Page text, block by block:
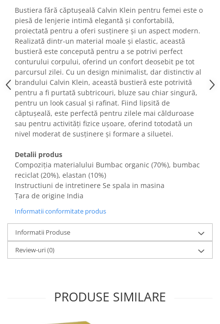
Aparate Racire Aer
Aragaze si cuptoare cu microunde
Climatizare & sisteme de incalzire
Electrocasnice pentru Bucatarie
Fiare de calcat si masini de cusut
Ingrijire Locuinta
Purificatoare de aer
Fashion
Bijuterii
Ceasuri barbatesti
Ceasuri dama
Cutii, curele si accesorii ceasuri
Genti si accesorii barbati
Genti si accesorii femei
Imbracaminte barbati
Imbracaminte femei
Imbracaminte si Incaltaminte copii
Incaltaminte barbati
Incaltaminte femei
Ochelari de soare
Birotica & Papetarie
Ingrijire personala & Cosmetice
Bustiera fără căptușeală Calvin Klein pentru femei este o
piesă de lenjerie intimă elegantă și confortabilă,
proiectată pentru a oferi susținere și un aspect modern.
Realizată dintr-un material moale și elastic, această
bustieră este concepută pentru a se potrivi perfect
conturului corpului, oferind un confort deosebit pe tot
parcursul zilei. Cu un design minimalist, dar distinctiv al
brandului Calvin Klein, această bustieră este potrivită
pentru a fi purtată subtricouri, bluze sau chiar singură,
pentru un look casual și rafinat. Fiind lipsită de
căptușeală, este perfectă pentru zilele mai călduroase
sau pentru activități fizice ușoare, oferind totodată un
nivel moderat de susținere și formare a siluetei.
Detalii produs
Compoziția materialului Bumbac organic (70%), bumbac
reciclat (20%), elastan (10%)
Instructiuni de intretinere Se spala in masina
Țara de origine India
Informatii conformitate produs
Informatii Produse
Review-uri(0)
PRODUSE SIMILARE